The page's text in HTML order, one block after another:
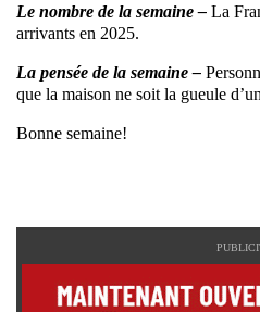
Le nombre de la semaine – La
arrivants en 2025.
La pensée de la semaine –
que la maison ne soit la gueule
Bonne semaine!